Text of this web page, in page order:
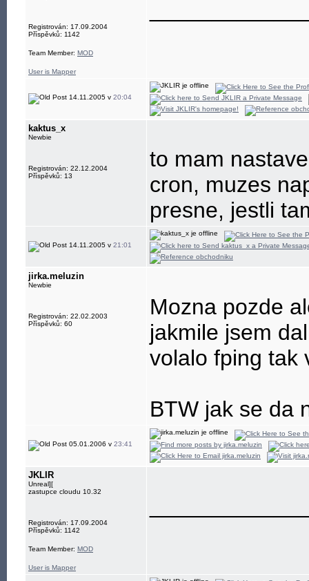
Registrován: 17.09.2004
Příspěvků: 1142
Team Member: MOD
User is Mapper
14.11.2005 v 20:04
kaktus_x
Newbie
Registrován: 22.12.2004
Příspěvků: 13
to mam
cron, muzes
presne, jestli
14.11.2005 v 21:01
jirka.meluzin
Newbie
Registrován: 22.02.2003
Příspěvků: 60
Mozna pozde
jakmile jsem
volalo fping tak
BTW jak se da
05.01.2006 v 23:41
JKLIR
Unreal][
zastupce cloudu 10.32
Registrován: 17.09.2004
Příspěvků: 1142
Team Member: MOD
User is Mapper